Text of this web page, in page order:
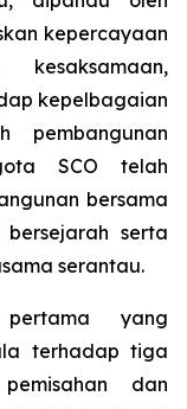
kepercayaan
kepelbagaian
SCO telah
bersama
serta
serantau.
yang
terhadap tiga
dan